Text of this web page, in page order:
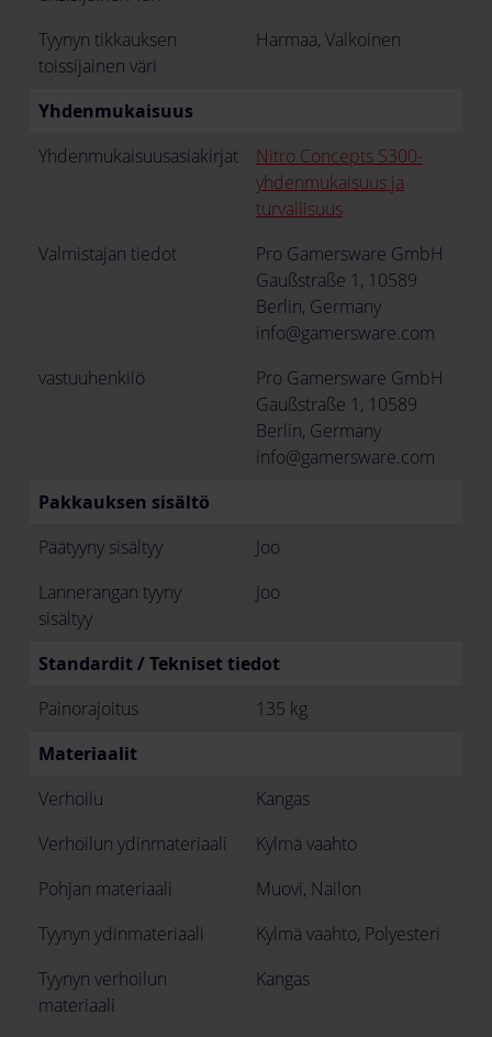
Tyynyn tikkauksen
toissijainen väri
Harmaa, Valkoinen
Yhdenmukaisuus
Yhdenmukaisuusasiakirjat
Nitro Concepts S300-
yhdenmukaisuus ja
turvallisuus
Valmistajan tiedot
Pro Gamersware GmbH
Gaußstraße 1, 10589
Berlin, Germany
info@gamersware.com
vastuuhenkilö
Pro Gamersware GmbH
Gaußstraße 1, 10589
Berlin, Germany
info@gamersware.com
Pakkauksen sisältö
Päätyyny sisältyy
Joo
Lannerangan tyyny
sisältyy
Joo
Standardit / Tekniset tiedot
Painorajoitus
135 kg
Materiaalit
Verhoilu
Kangas
Verhoilun ydinmateriaali
Kylmä vaahto
Pohjan materiaali
Muovi, Nailon
Tyynyn ydinmateriaali
Kylmä vaahto, Polyesteri
Tyynyn verhoilun
materiaali
Kangas